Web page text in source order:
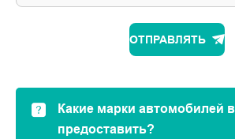
ОТПРАВЛЯТЬ
Какие марки автомобилей
предоставить?